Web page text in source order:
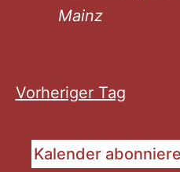
Mainz
Vorheriger Tag
Kalender